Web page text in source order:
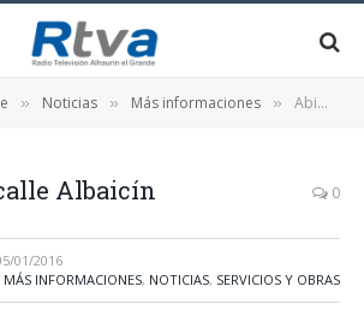
» Noticias » Más informaciones » Abierta la calle Albaicín
Albaicín 0
01/2016
MÁS INFORMACIONES, NOTICIAS, SERVICIOS Y OBRAS